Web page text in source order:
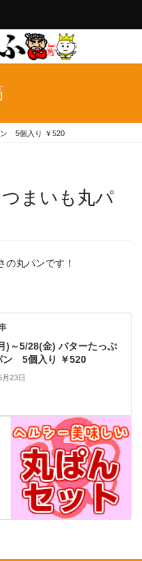
ン 5個入り ￥520
まいも丸パ
の丸パンです！
)～5/28(金) バターたっぷ
ン 5個入り ￥520
23日